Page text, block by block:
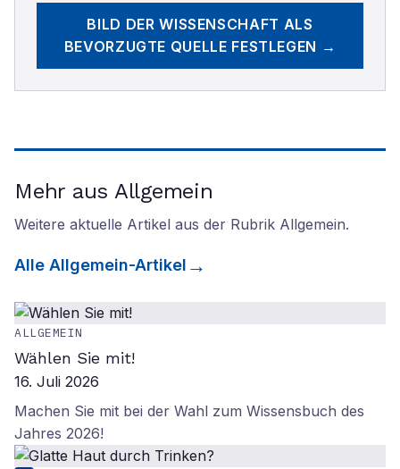
BILD DER WISSENSCHAFT ALS
BEVORZUGTE QUELLE FESTLEGEN →
Mehr aus Allgemein
Weitere aktuelle Artikel aus der Rubrik Allgemein.
Alle Allgemein-Artikel
ALLGEMEIN
Wählen Sie mit!
16. Juli 2026
Machen Sie mit bei der Wahl zum Wissensbuch des
Jahres 2026!